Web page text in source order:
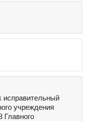
исправительный
учреждения
Главного